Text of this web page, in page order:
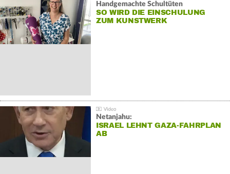
Handgemachte Schultüten
SO WIRD DIE EINSCHULUNG
ZUM KUNSTWERK
Netanjahu:
ISRAEL LEHNT GAZA-FAHRPLAN
AB